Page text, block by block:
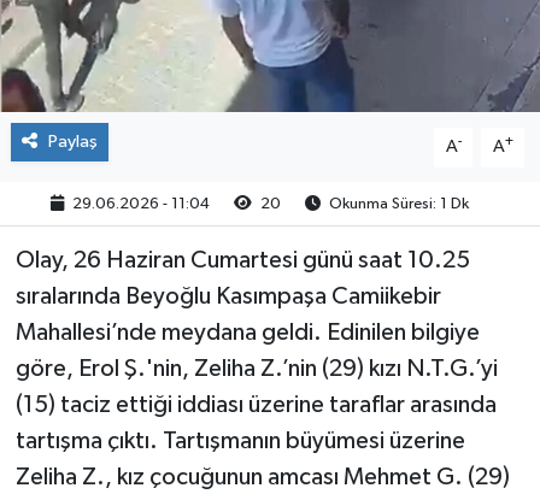
Paylaş A- A+
29.06.2026 - 11:04 20 Okunma Süresi: 1 Dk
Olay, 26 Haziran Cumartesi günü saat 10.25
sıralarında Beyoğlu Kasımpaşa Camiikebir
Mahallesi’nde meydana geldi. Edinilen bilgiye
göre, Erol Ş.'nin, Zeliha Z.’nin (29) kızı N.T.G.’yi
(15) taciz ettiği iddiası üzerine taraflar arasında
tartışma çıktı. Tartışmanın büyümesi üzerine
Zeliha Z., kız çocuğunun amcası Mehmet G. (29)